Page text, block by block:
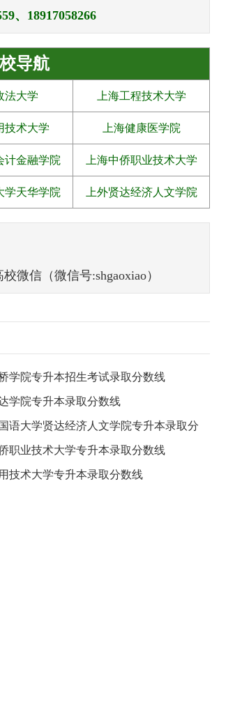
、18917058266
导航
法大学 上海工程技术大学
技术大学 上海健康医学院
计金融学院 上海中侨职业技术大学
学天华学院 上外贤达经济人文学院
微信（微信号:shgaoxiao）
学院专升本招生考试录取分数线
学院专升本录取分数线
语大学贤达经济人文学院专升本录取分
职业技术大学专升本录取分数线
技术大学专升本录取分数线